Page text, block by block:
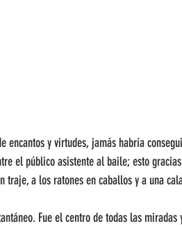
encantos y virtudes, jamás habría
el público asistente al baile; esto
a los ratones en caballos y a una
Fue el centro de todas las